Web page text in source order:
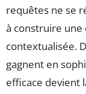
requêtes ne se
à construire une
contextualisée.
gagnent en
efficace devient